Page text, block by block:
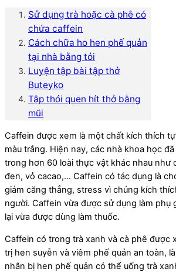
Sử dụng trà hoặc cà phê có
chứa caffein
Cách chữa ho hen phế quản
tại nhà bằng tỏi
Luyện tập bài tập thở
Buteyko
Tập thói quen hít thở bằng
mũi
Caffein được xem là một chất kích thích
màu trắng. Hiện nay, các nhà khoa học
trong hơn 60 loài thực vật khác nhau như
đen, vỏ cacao,… Caffein có tác dụng là
giảm căng thẳng, stress vì chúng kích
người. Caffein vừa được sử dụng làm phụ
lại vừa được dùng làm thuốc.
Caffein có trong trà xanh và cà phê được
trị hen suyễn và viêm phế quản an toàn,
nhân bị hen phế quản có thể uống trà